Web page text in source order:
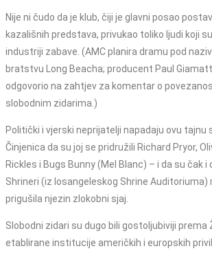
Nije ni čudo da je klub, čiji je glavni posao
kazališnih predstava, privukao toliko ljudi koji
industriji zabave. (AMC planira dramu pod
bratstvu Long Beacha; producent Paul
odgovorio na zahtjev za komentar o
slobodnim zidarima.)
Politički i vjerski neprijatelji napadaju ovu tajnu
Činjenica da su joj se pridružili Richard Pryor,
Rickles i Bugs Bunny (Mel Blanc) – i da su čak i
Shrineri (iz losangeleskog Shrine Auditoriuma)
prigušila njezin zlokobni sjaj.
Slobodni zidari su dugo bili gostoljubiviji prema
etablirane institucije američkih i europskih